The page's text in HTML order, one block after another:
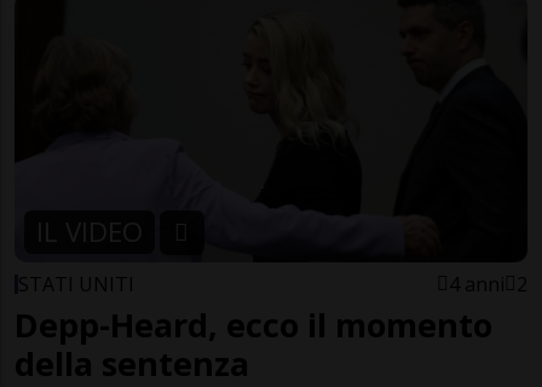
STATI UNITI 4 anni 2
Depp-Heard, ecco il momento
della sentenza